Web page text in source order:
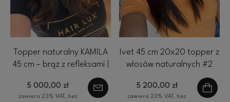
Topper naturalny KAMILA
45 cm – brąz z refleksami |
baza 20x20 cm ultra flat
front
5 000,00 zł
zawiera 23% VAT, bez
Ivet 45 cm 20x20 topper z
włosów naturalnych #2
5 200,00 zł
zawiera 23% VAT, bez